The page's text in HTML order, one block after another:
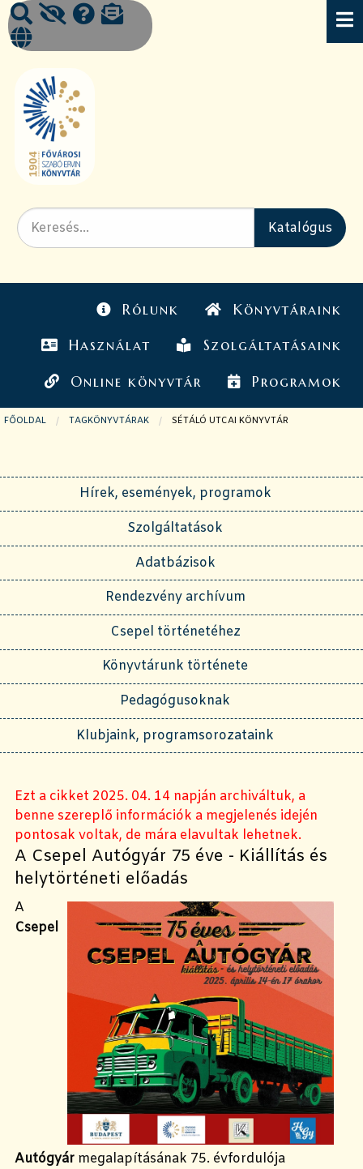
Rólunk Könyvtáraink
Használat Szolgáltatásaink
Online könyvtár Programok
FŐOLDAL TAGKÖNYVTÁRAK JELENLEGI OLDAL:
SÉTÁLÓ UTCAI KÖNYVTÁR
Hírek, események, programok
Szolgáltatások
Adatbázisok
Rendezvény archívum
Csepel történetéhez
Könyvtárunk története
Pedagógusoknak
Klubjaink, programsorozataink
Ezt a cikket 2025. 04. 14 napján archiváltuk, a
benne szereplő információk a megjelenés idején
pontosak voltak, de mára elavultak lehetnek.
A Csepel Autógyár 75 éve - Kiállítás és
helytörténeti előadás
A
Csepel
Autógyár megalapításának 75. évfordulója